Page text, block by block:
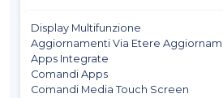
Display Multifunzione
Aggiornamenti Via Etere
Apps Integrate
Comandi Apps
Comandi Media Touch Screen